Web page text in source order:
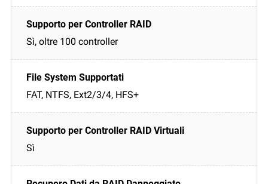
Sì, oltre 100 controller
FAT, NTFS, Ext2/3/4, HFS+
Sì